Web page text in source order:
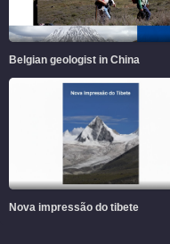
Belgian geologist in China
Nova impressão do tibete